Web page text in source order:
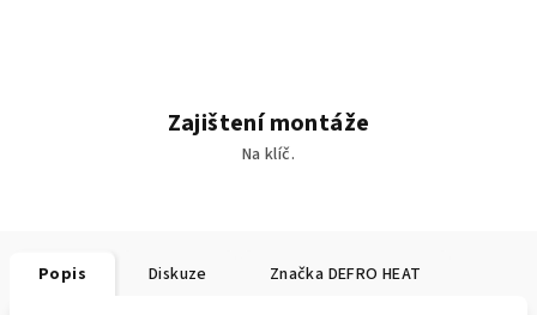
Zajištení montáže
Na klíč.
Popis Diskuze Značka DEFRO HEAT